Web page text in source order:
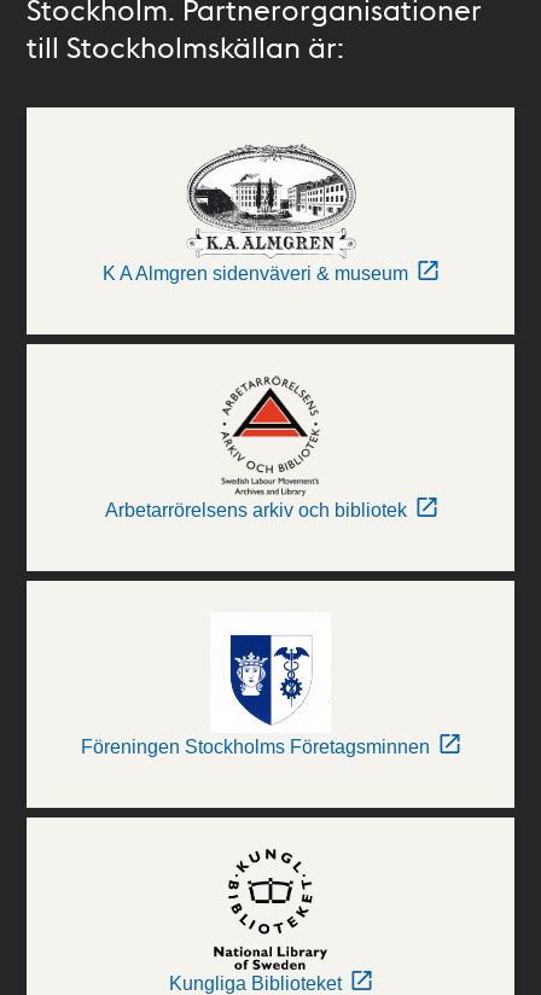
Stockholm. Partnerorganisationer
till Stockholmskällan är:
K A Almgren sidenväveri & museum
Arbetarrörelsens arkiv och bibliotek
Föreningen Stockholms Företagsminnen
Kungliga Biblioteket